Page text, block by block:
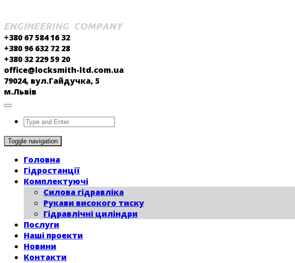
+380 67 584 16 32
+380 96 632 72 28
+380 32 229 59 20
office@locksmith-ltd.com.ua
79024, вул.Гайдучка, 5
м.Львів
Toggle navigation
Головна
Гідростанції
Комплектуючі
Силова гідравліка
Рукави високого тиску
Гідравлічні циліндри
Послуги
Наші проекти
Новини
Контакти